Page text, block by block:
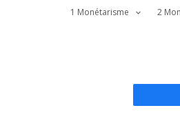
1 Monétarisme 2